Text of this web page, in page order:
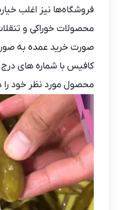
فروشگاه‌ها نیز اغلب
محصولات خوراکی و
صورت خرید عمده به
کافیس با شماره های
محصول مورد نظر خود را